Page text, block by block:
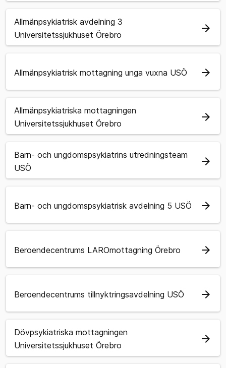
Allmänpsykiatrisk avdelning 3
Universitetssjukhuset Örebro
arrow_forward
Allmänpsykiatrisk mottagning unga vuxna USÖ arrow_forward
Allmänpsykiatriska mottagningen
Universitetssjukhuset Örebro
arrow_forward
Barn- och ungdomspsykiatrins utredningsteam
USÖ
arrow_forward
Barn- och ungdomspsykiatrisk avdelning 5 USÖ arrow_forward
Beroendecentrums LAROmottagning Örebro arrow_forward
Beroendecentrums tillnyktringsavdelning USÖ arrow_forward
Dövpsykiatriska mottagningen
Universitetssjukhuset Örebro
arrow_forward